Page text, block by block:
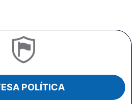
POLÍTICA